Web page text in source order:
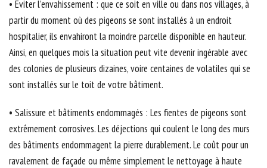
• Eviter l’envahissement : que ce soit en ville ou dans nos villages, à
partir du moment où des pigeons se sont installés à un endroit
hospitalier, ils envahiront la moindre parcelle disponible en hauteur.
Ainsi, en quelques mois la situation peut vite devenir ingérable avec
des colonies de plusieurs dizaines, voire centaines de volatiles qui se
sont installés sur le toit de votre bâtiment.
• Salissure et bâtiments endommagés : Les fientes de pigeons sont
extrêmement corrosives. Les déjections qui coulent le long des murs
des bâtiments endommagent la pierre durablement. Le coût pour un
ravalement de façade ou même simplement le nettoyage à haute